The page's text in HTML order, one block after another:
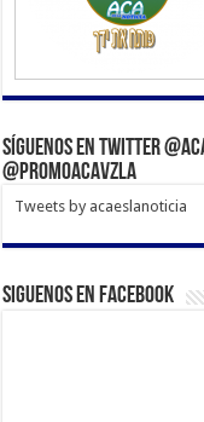
Síguenos en Twitter
@PromoACAVzla
Tweets by acaeslanoticia
Siguenos en Facebook